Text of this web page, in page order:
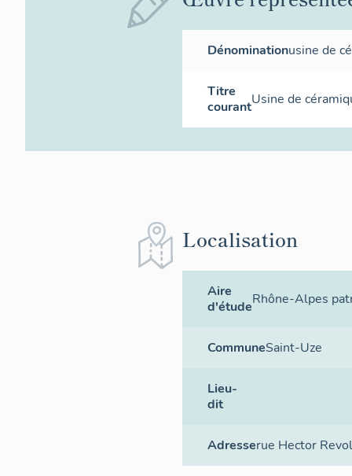
Dénominationusine de
Titre
courantUsine de
Localisation
Aire
d'étudeRhône-Alpes
CommuneSaint-Uze
Lieu-
dit
Adresserue Hector Revol